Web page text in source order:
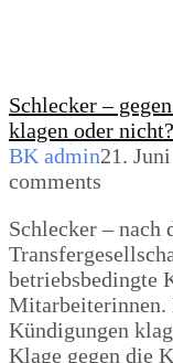
Schlecker –
klagen oder nicht?
BK admin21.
comments
Schlecker – nach
betriebsbedingte
Mitarbeiterinnen.
Kündigungen
Klage gegen die